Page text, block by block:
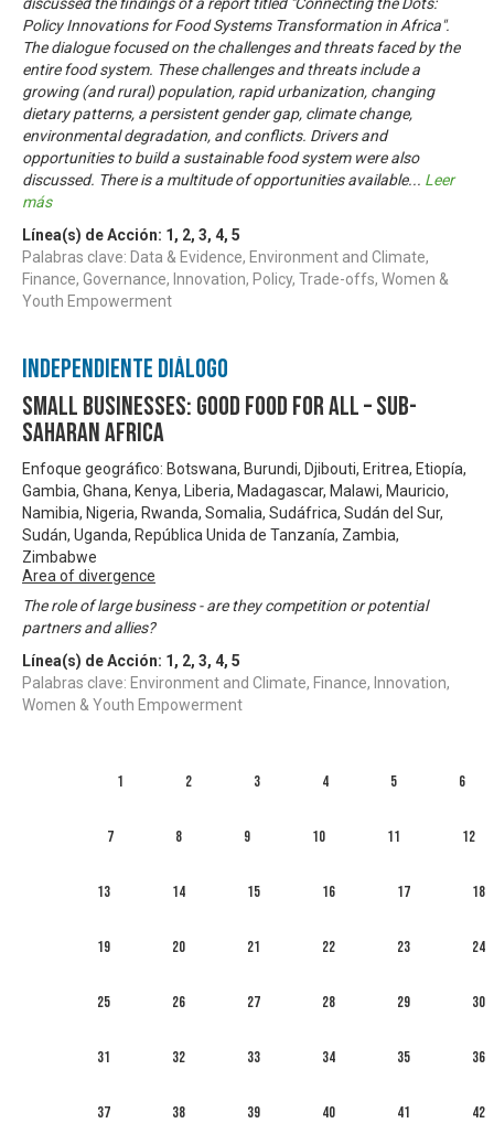
Policy Innovations for Food Systems Transformation in Africa".
The dialogue focused on the challenges and threats faced by the
entire food system. These challenges and threats include a
growing (and rural) population, rapid urbanization, changing
dietary patterns, a persistent gender gap, climate change,
environmental degradation, and conflicts. Drivers and
opportunities to build a sustainable food system were also
discussed. There is a multitude of opportunities available... Leer
más
Línea(s) de Acción: 1 , 2, 3, 4, 5
Palabras clave: Data & Evidence, Environment and Climate,
Finance, Governance, Innovation, Policy, Trade-offs, Women &
Youth Empowerment
Independiente Diálogo
Small Businesses: Good Food for All – Sub-
Saharan Africa
Enfoque geográfico: Botswana, Burundi, Djibouti, Eritrea, Etiopía,
Gambia, Ghana, Kenya, Liberia, Madagascar, Malawi, Mauricio,
Namibia, Nigeria, Rwanda, Somalia, Sudáfrica, Sudán del Sur,
Sudán, Uganda, República Unida de Tanzanía, Zambia,
Zimbabwe
Area of divergence
The role of large business - are they competition or potential
partners and allies?
Línea(s) de Acción: 1 , 2, 3, 4, 5
Palabras clave: Environment and Climate, Finance, Innovation,
Women & Youth Empowerment
1 2 3 4 5 6
7 8 9 10 11 12
13 14 15 16 17 18
19 20 21 22 23 24
25 26 27 28 29 30
31 32 33 34 35 36
37 38 39 40 41 42